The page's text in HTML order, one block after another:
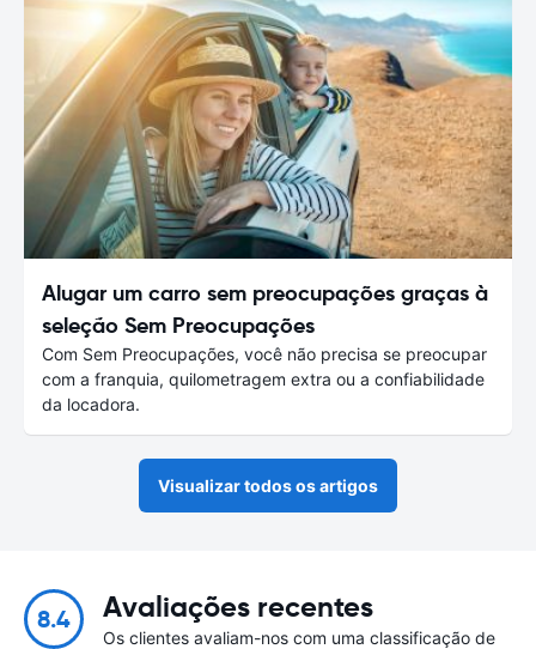
Alugar um carro sem preocupações graças à
seleção Sem Preocupações
Com Sem Preocupações, você não precisa se preocupar
com a franquia, quilometragem extra ou a confiabilidade
da locadora.
Visualizar todos os artigos
8.4 Avaliações recentes
Os clientes avaliam-nos com uma classificação de